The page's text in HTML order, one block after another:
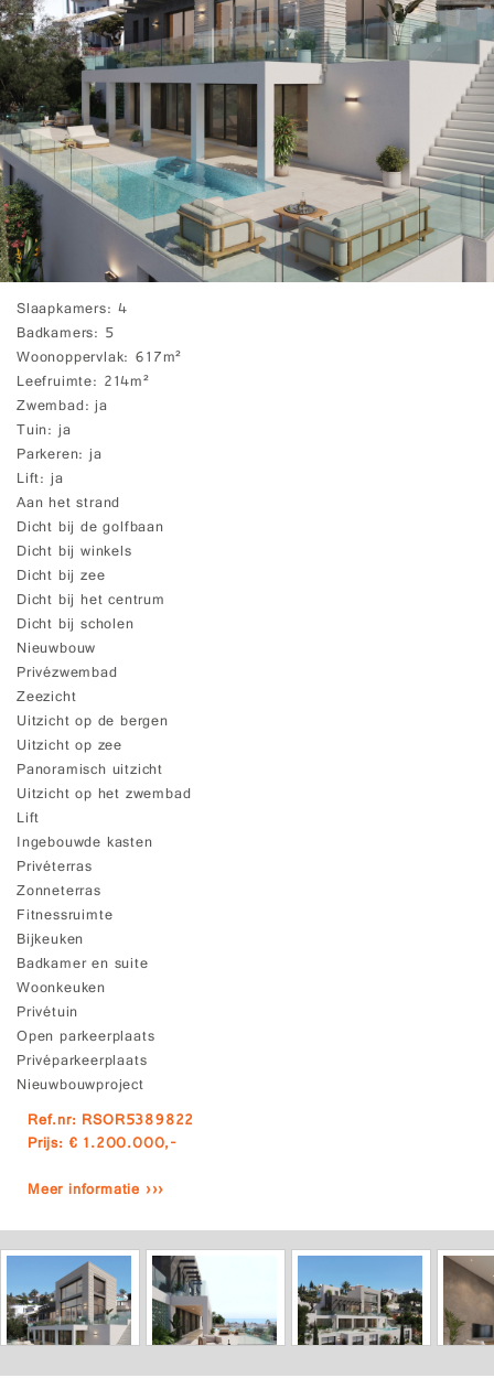
Slaapkamers 4
Badkamers 5
Woonoppervlak 617m²
Leefruimte 214m²
Zwembad ja
Tuin ja
Parkeren ja
Lift ja
Aan het strand
Dicht bij de golfbaan
Dicht bij winkels
Dicht bij zee
Dicht bij het centrum
Dicht bij scholen
Nieuwbouw
Privézwembad
Zeezicht
Uitzicht op de bergen
Uitzicht op zee
Panoramisch uitzicht
Uitzicht op het zwembad
Lift
Ingebouwde kasten
Privéterras
Zonneterras
Fitnessruimte
Bijkeuken
Badkamer en suite
Woonkeuken
Privétuin
Open parkeerplaats
Privéparkeerplaats
Nieuwbouwproject
Ref.nr: RSOR5389822
Prijs: € 1.200.000,-
Meer informatie ›››